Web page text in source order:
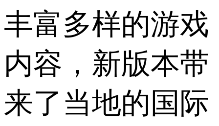
丰富多样的游戏
内容，新版本带
来了当地的国际